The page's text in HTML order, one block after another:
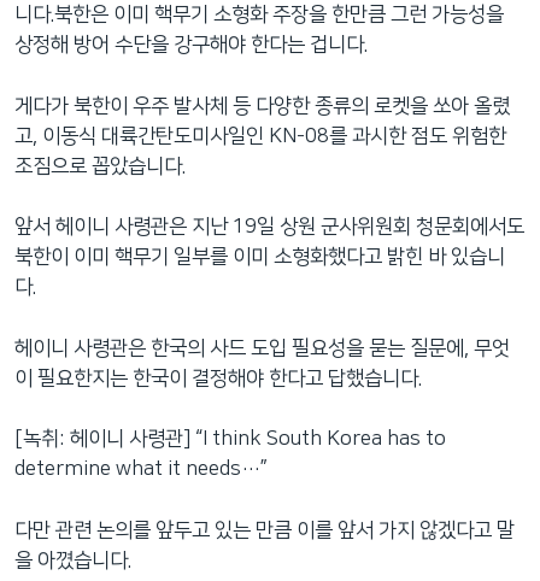
니다.북한은 이미 핵무기 소형화 주장을 한만큼 그런 가능성을
상정해 방어 수단을 강구해야 한다는 겁니다.
게다가 북한이 우주 발사체 등 다양한 종류의 로켓을 쏘아 올렸
고, 이동식 대륙간탄도미사일인 KN-08를 과시한 점도 위험한
조짐으로 꼽았습니다.
앞서 헤이니 사령관은 지난 19일 상원 군사위원회 청문회에서도
북한이 이미 핵무기 일부를 이미 소형화했다고 밝힌 바 있습니
다.
헤이니 사령관은 한국의 사드 도입 필요성을 묻는 질문에, 무엇
이 필요한지는 한국이 결정해야 한다고 답했습니다.
[녹취: 헤이니 사령관] “I think South Korea has to
determine what it needs…”
다만 관련 논의를 앞두고 있는 만큼 이를 앞서 가지 않겠다고 말
을 아꼈습니다.